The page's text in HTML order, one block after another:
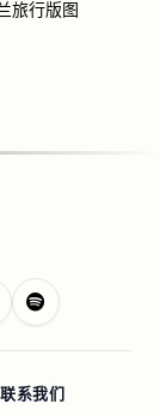
旅行版图
联系我们